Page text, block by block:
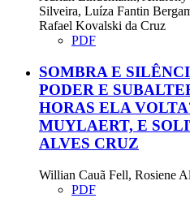
Silveira, Luíza Fantin
Rafael Kovalski da Cruz
PDF
SOMBRA E
PODER E
HORAS ELA
MUYLAERT, E
ALVES CRUZ
Willian Cauã Fell, Rosiene
PDF